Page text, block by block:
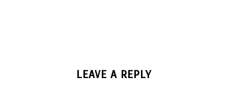
LEAVE A REPLY